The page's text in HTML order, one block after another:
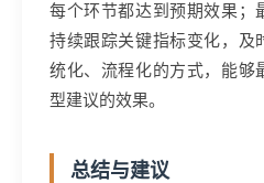
每个环节都达到预期效果；
持续跟踪关键指标变化，及
统化、流程化的方式，能够
型建议的效果。
总结与建议